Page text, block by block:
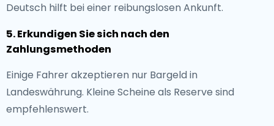
Deutsch hilft bei einer reibungslosen Ankunft.
5. Erkundigen Sie sich nach den
Zahlungsmethoden
Einige Fahrer akzeptieren nur Bargeld in
Landeswährung. Kleine Scheine als Reserve sind
empfehlenswert.